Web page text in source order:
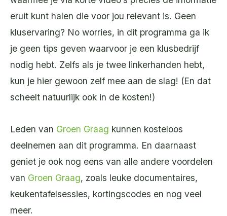
eruit kunt halen die voor jou relevant is. Geen
kluservaring? No worries, in dit programma ga ik
je geen tips geven waarvoor je een klusbedrijf
nodig hebt. Zelfs als je twee linkerhanden hebt,
kun je hier gewoon zelf mee aan de slag! (En dat
scheelt natuurlijk ook in de kosten!)
Leden van Groen Graag kunnen kosteloos
deelnemen aan dit programma. En daarnaast
geniet je ook nog eens van alle andere voordelen
van Groen Graag, zoals leuke documentaires,
keukentafelsessies, kortingscodes en nog veel
meer.